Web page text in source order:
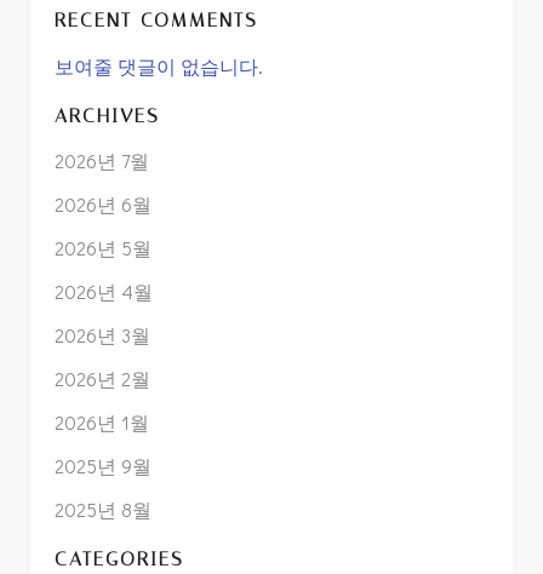
RECENT COMMENTS
보여줄 댓글이 없습니다.
ARCHIVES
2026년 7월
2026년 6월
2026년 5월
2026년 4월
2026년 3월
2026년 2월
2026년 1월
2025년 9월
2025년 8월
CATEGORIES